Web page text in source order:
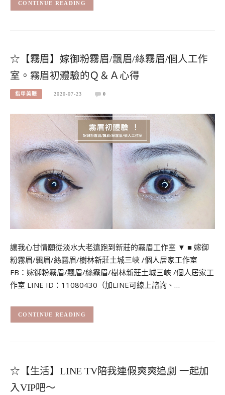
CONTINUE READING
☆【霧眉】嫁御粉霧眉/飄眉/絲霧眉/個人工作
室。霧眉初體驗的Ｑ＆Ａ心得
指甲美睫 2020-07-23 0
讓我心甘情願從淡水大老遠跑到新莊的霧眉工作室 ▼ ■ 嫁御
粉霧眉/飄眉/絲霧眉/樹林新莊土城三峽 /個人居家工作室
FB：嫁御粉霧眉/飄眉/絲霧眉/樹林新莊土城三峽 /個人居家工
作室 LINE ID：11080430（加LINE可線上諮詢、…
CONTINUE READING
☆【生活】LINE TV陪我連假爽爽追劇 一起加
入VIP吧～